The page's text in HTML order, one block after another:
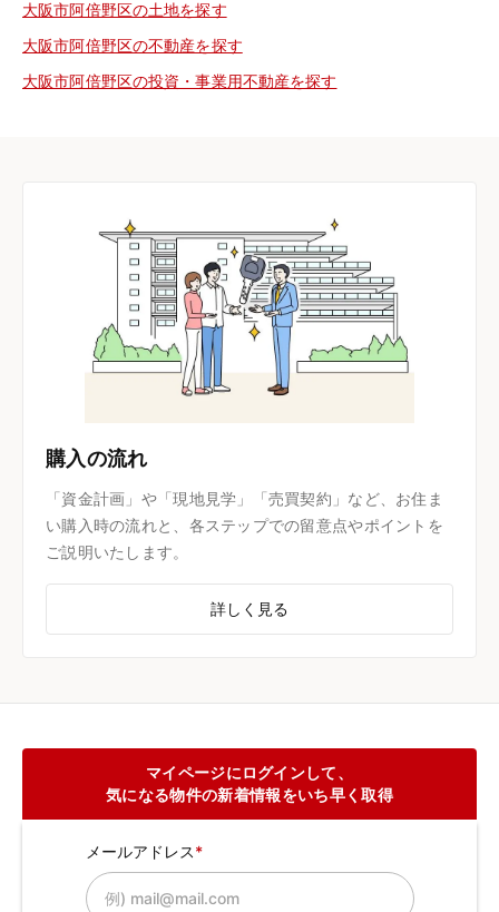
大阪市阿倍野区の土地を探す
大阪市阿倍野区の不動産を探す
大阪市阿倍野区の投資・事業用不動産を探す
購入の流れ
「資金計画」や「現地見学」「売買契約」など、お住ま
い購入時の流れと、各ステップでの留意点やポイントを
ご説明いたします。
詳しく見る
マイページにログインして、
気になる物件の新着情報をいち早く取得
メールアドレス